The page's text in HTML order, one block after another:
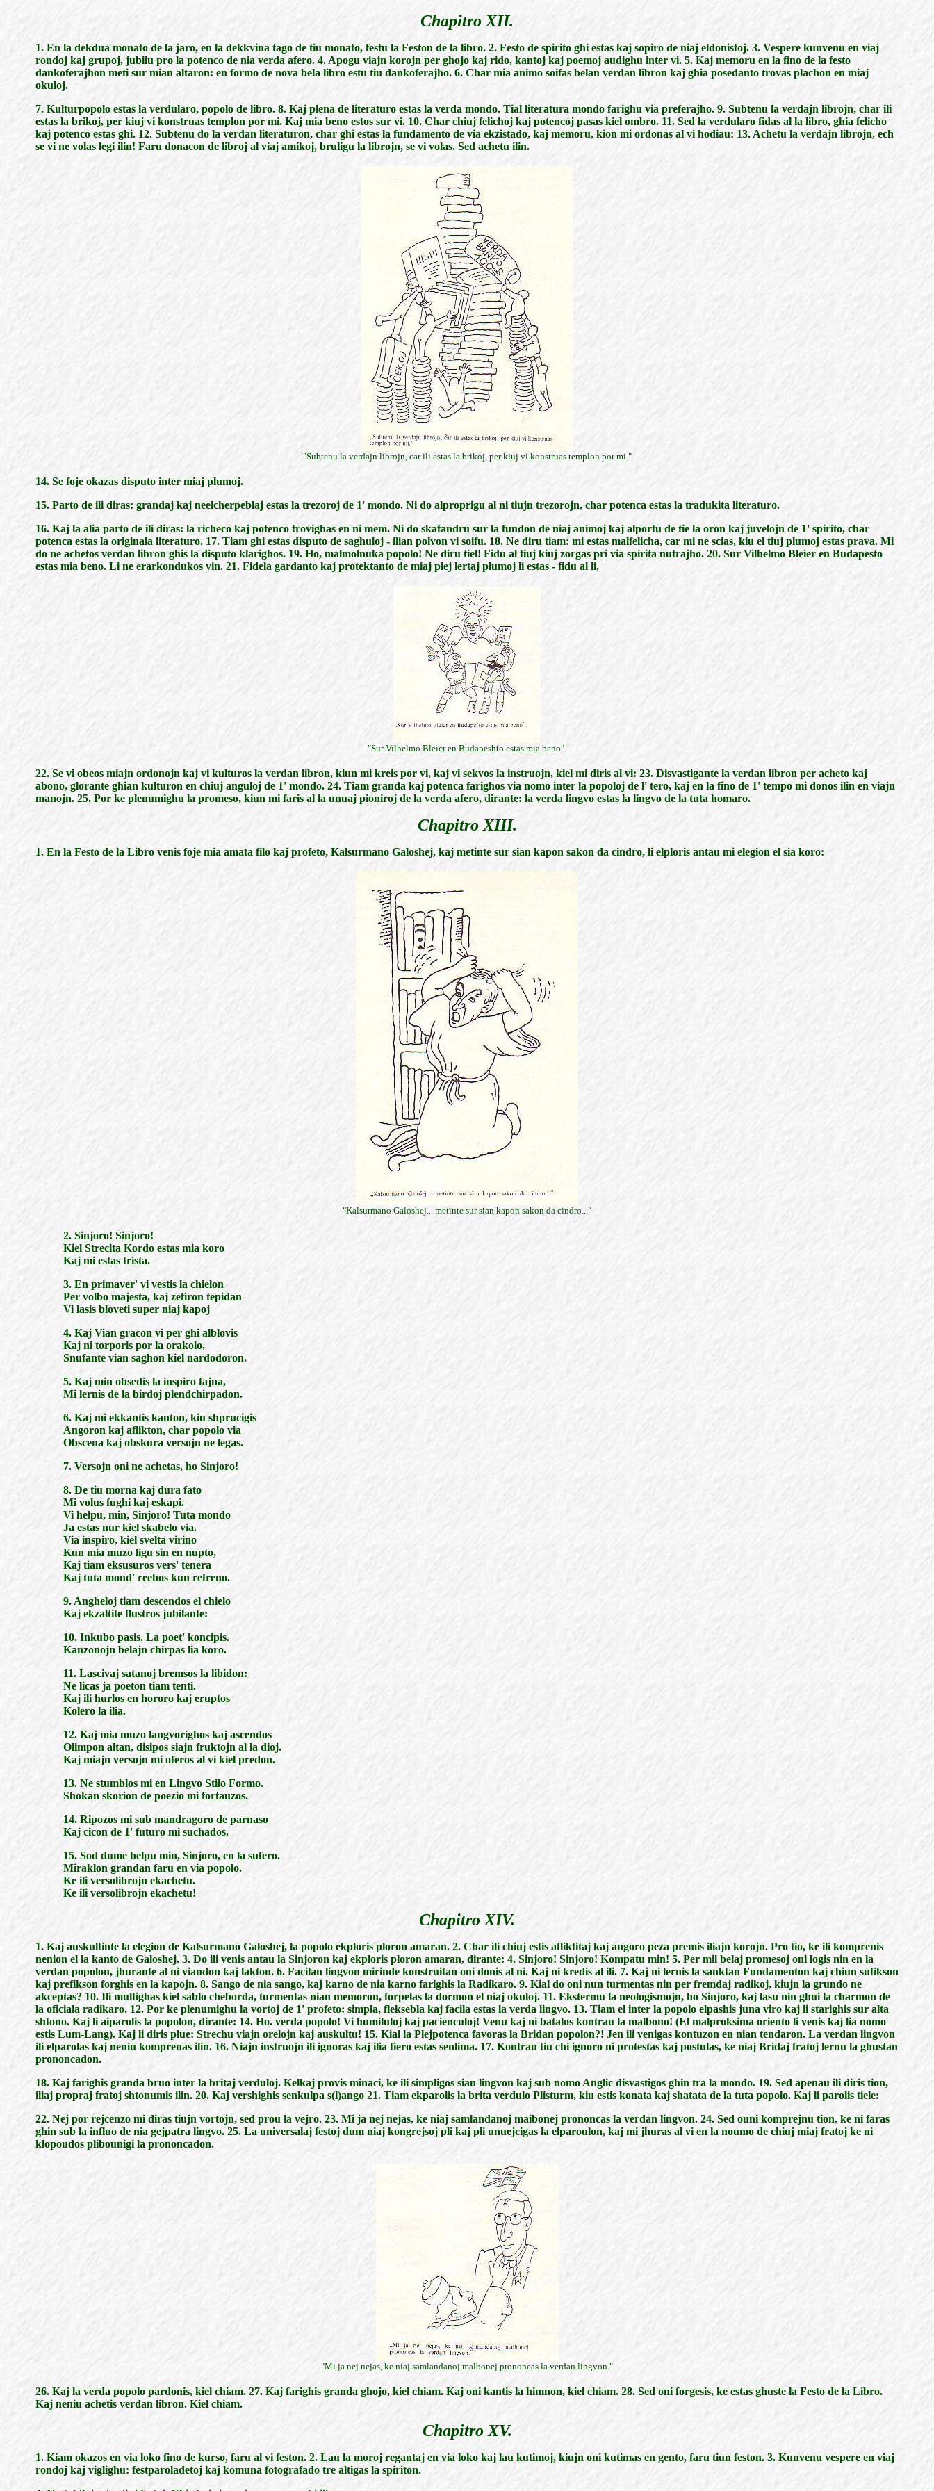
Chapitro XII.
1. En la dekdua monato de la jaro, en la dekkvina tago de tiu monato, festu la Feston de la libro. 2. Festo de spirito ghi estas kaj sopiro de niaj eldonistoj. 3. Vespere kunvenu en viaj
rondoj kaj grupoj, jubilu pro la potenco de nia verda afero. 4. Apogu viajn korojn per ghojo kaj rido, kantoj kaj poemoj audighu inter vi. 5. Kaj memoru en la fino de la festo
dankoferajhon meti sur mian altaron: en formo de nova bela libro estu tiu dankoferajho. 6. Char mia animo soifas belan verdan libron kaj ghia posedanto trovas plachon en miaj
okuloj.
7. Kulturpopolo estas la verdularo, popolo de libro. 8. Kaj plena de literaturo estas la verda mondo. Tial literatura mondo farighu via preferajho. 9. Subtenu la verdajn librojn, char ili
estas la brikoj, per kiuj vi konstruas templon por mi. Kaj mia beno estos sur vi. 10. Char chiuj felichoj kaj potencoj pasas kiel ombro. 11. Sed la verdularo fidas al la libro, ghia felicho
kaj potenco estas ghi. 12. Subtenu do la verdan literaturon, char ghi estas la fundamento de via ekzistado, kaj memoru, kion mi ordonas al vi hodiau: 13. Achetu la verdajn librojn, ech
se vi ne volas legi ilin! Faru donacon de libroj al viaj amikoj, bruligu la librojn, se vi volas. Sed achetu ilin.
"Subtenu la verdajn librojn, car ili estas la brikoj, per kiuj vi konstruas templon por mi."
14. Se foje okazas disputo inter miaj plumoj.
15. Parto de ili diras: grandaj kaj neelcherpeblaj estas la trezoroj de 1' mondo. Ni do alproprigu al ni tiujn trezorojn, char potenca estas la tradukita literaturo.
16. Kaj la alia parto de ili diras: la richeco kaj potenco trovighas en ni mem. Ni do skafandru sur la fundon de niaj animoj kaj alportu de tie la oron kaj juvelojn de 1' spirito, char
potenca estas la originala literaturo. 17. Tiam ghi estas disputo de saghuloj - ilian polvon vi soifu. 18. Ne diru tiam: mi estas malfelicha, car mi ne scias, kiu el tiuj plumoj estas prava. Mi
do ne achetos verdan libron ghis la disputo klarighos. 19. Ho, malmolnuka popolo! Ne diru tiel! Fidu al tiuj kiuj zorgas pri via spirita nutrajho. 20. Sur Vilhelmo Bleier en Budapesto
estas mia beno. Li ne erarkondukos vin. 21. Fidela gardanto kaj protektanto de miaj plej lertaj plumoj li estas - fidu al li,
"Sur Vilhelmo Bleicr en Budapeshto cstas mia beno".
22. Se vi obeos miajn ordonojn kaj vi kulturos la verdan libron, kiun mi kreis por vi, kaj vi sekvos la instruojn, kiel mi diris al vi: 23. Disvastigante la verdan libron per acheto kaj
abono, glorante ghian kulturon en chiuj anguloj de 1' mondo. 24. Tiam granda kaj potenca farighos via nomo inter la popoloj de l' tero, kaj en la fino de 1' tempo mi donos ilin en viajn
manojn. 25. Por ke plenumighu la promeso, kiun mi faris al la unuaj pioniroj de la verda afero, dirante: la verda lingvo estas la lingvo de la tuta homaro.
Chapitro XIII.
1. En la Festo de la Libro venis foje mia amata filo kaj profeto, Kalsurmano Galoshej, kaj metinte sur sian kapon sakon da cindro, li elploris antau mi elegion el sia koro:
"Kalsurmano Galoshej... metinte sur sian kapon sakon da cindro..."
2. Sinjoro! Sinjoro!
Kiel Strecita Kordo estas mia koro
Kaj mi estas trista.
3. En primaver' vi vestis la chielon
Per volbo majesta, kaj zefiron tepidan
Vi lasis bloveti super niaj kapoj
4. Kaj Vian gracon vi per ghi alblovis
Kaj ni torporis por la orakolo,
Snufante vian saghon kiel nardodoron.
5. Kaj min obsedis la inspiro fajna,
Mi lernis de la birdoj plendchirpadon.
6. Kaj mi ekkantis kanton, kiu shprucigis
Angoron kaj aflikton, char popolo via
Obscena kaj obskura versojn ne legas.
7. Versojn oni ne achetas, ho Sinjoro!
8. De tiu morna kaj dura fato
Mi volus fughi kaj eskapi.
Vi helpu, min, Sinjoro! Tuta mondo
Ja estas nur kiel skabelo via.
Via inspiro, kiel svelta virino
Kun mia muzo ligu sin en nupto,
Kaj tiam eksusuros vers' tenera
Kaj tuta mond' reehos kun refreno.
9. Angheloj tiam descendos el chielo
Kaj ekzaltite flustros jubilante:
10. Inkubo pasis. La poet' koncipis.
Kanzonojn belajn chirpas lia koro.
11. Lascivaj satanoj bremsos la libidon:
Ne licas ja poeton tiam tenti.
Kaj ili hurlos en hororo kaj eruptos
Kolero la ilia.
12. Kaj mia muzo langvorighos kaj ascendos
Olimpon altan, disipos siajn fruktojn al la dioj.
Kaj miajn versojn mi oferos al vi kiel predon.
13. Ne stumblos mi en Lingvo Stilo Formo.
Shokan skorion de poezio mi fortauzos.
14. Ripozos mi sub mandragoro de parnaso
Kaj cicon de 1' futuro mi suchados.
15. Sod dume helpu min, Sinjoro, en la sufero.
Miraklon grandan faru en via popolo.
Ke ili versolibrojn ekachetu.
Ke ili versolibrojn ekachetu!
Chapitro XIV.
1. Kaj auskultinte la elegion de Kalsurmano Galoshej, la popolo ekploris ploron amaran. 2. Char ili chiuj estis afliktitaj kaj angoro peza premis iliajn korojn. Pro tio, ke ili komprenis
nenion el la kanto de Galoshej. 3. Do ili venis antau la Sinjoron kaj ekploris ploron amaran, dirante: 4. Sinjoro! Sinjoro! Kompatu min! 5. Per mil belaj promesoj oni logis nin en la
verdan popolon, jhurante al ni viandon kaj lakton. 6. Facilan lingvon mirinde konstruitan oni donis al ni. Kaj ni kredis al ili. 7. Kaj ni lernis la sanktan Fundamenton kaj chiun sufikson
kaj prefikson forghis en la kapojn. 8. Sango de nia sango, kaj karno de nia karno farighis la Radikaro. 9. Kial do oni nun turmentas nin per fremdaj radikoj, kiujn la grundo ne
akceptas? 10. Ili multighas kiel sablo cheborda, turmentas nian memoron, forpelas la dormon el niaj okuloj. 11. Ekstermu la neologismojn, ho Sinjoro, kaj lasu nin ghui la charmon de
la oficiala radikaro. 12. Por ke plenumighu la vortoj de 1' profeto: simpla, fleksebla kaj facila estas la verda lingvo. 13. Tiam el inter la popolo elpashis juna viro kaj li starighis sur alta
shtono. Kaj li aiparolis la popolon, dirante: 14. Ho. verda popolo! Vi humiluloj kaj pacienculoj! Venu kaj ni batalos kontrau la malbono! (El malproksima oriento li venis kaj lia nomo
estis Lum-Lang). Kaj li diris plue: Strechu viajn orelojn kaj auskultu! 15. Kial la Plejpotenca favoras la Bridan popolon?! Jen ili venigas kontuzon en nian tendaron. La verdan lingvon
ili elparolas kaj neniu komprenas ilin. 16. Niajn instruojn ili ignoras kaj ilia fiero estas senlima. 17. Kontrau tiu chi ignoro ni protestas kaj postulas, ke niaj Bridaj fratoj lernu la ghustan
prononcadon.
18. Kaj farighis granda bruo inter la britaj verduloj. Kelkaj provis minaci, ke ili simpligos sian lingvon kaj sub nomo Anglic disvastigos ghin tra la mondo. 19. Sed apenau ili diris tion,
iliaj propraj fratoj shtonumis ilin. 20. Kaj vershighis senkulpa s(l)ango 21. Tiam ekparolis la brita verdulo Plisturm, kiu estis konata kaj shatata de la tuta popolo. Kaj li parolis tiele:
22. Nej por rejcenzo mi diras tiujn vortojn, sed prou la vejro. 23. Mi ja nej nejas, ke niaj samlandanoj maibonej prononcas la verdan lingvon. 24. Sed ouni komprejnu tion, ke ni faras
ghin sub la influo de nia gejpatra lingvo. 25. La universalaj festoj dum niaj kongrejsoj pli kaj pli unuejcigas la elparoulon, kaj mi jhuras al vi en la noumo de chiuj miaj fratoj ke ni
klopoudos plibounigi la prononcadon.
"Mi ja nej nejas, ke niaj samlandanoj malbonej prononcas la verdan lingvon."
26. Kaj la verda popolo pardonis, kiel chiam. 27. Kaj farighis granda ghojo, kiel chiam. Kaj oni kantis la himnon, kiel chiam. 28. Sed oni forgesis, ke estas ghuste la Festo de la Libro.
Kaj neniu achetis verdan libron. Kiel chiam.
Chapitro XV.
1. Kiam okazos en via loko fino de kurso, faru al vi feston. 2. Lau la moroj regantaj en via loko kaj lau kutimoj, kiujn oni kutimas en gento, faru tiun feston. 3. Kunvenu vespere en viaj
rondoj kaj viglighu: festparoladetoj kaj komuna fotografado tre altigas la spiriton.